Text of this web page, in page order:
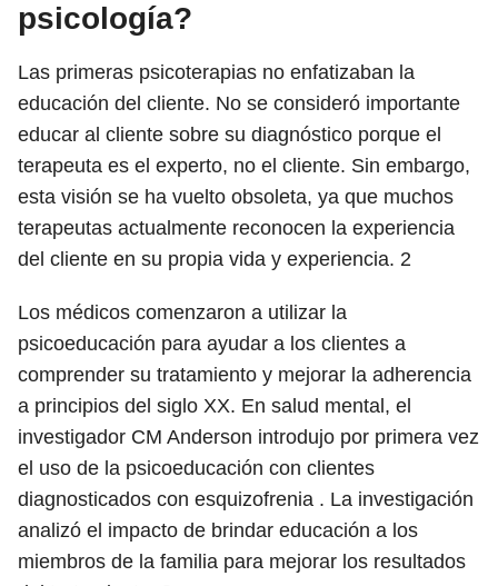
psicología?
Las primeras psicoterapias no enfatizaban la
educación del cliente. No se consideró importante
educar al cliente sobre su diagnóstico porque el
terapeuta es el experto, no el cliente. Sin embargo,
esta visión se ha vuelto obsoleta, ya que muchos
terapeutas actualmente reconocen la experiencia
del cliente en su propia vida y experiencia. 2
Los médicos comenzaron a utilizar la
psicoeducación para ayudar a los clientes a
comprender su tratamiento y mejorar la adherencia
a principios del siglo XX. En salud mental, el
investigador CM Anderson introdujo por primera vez
el uso de la psicoeducación con clientes
diagnosticados con esquizofrenia . La investigación
analizó el impacto de brindar educación a los
miembros de la familia para mejorar los resultados